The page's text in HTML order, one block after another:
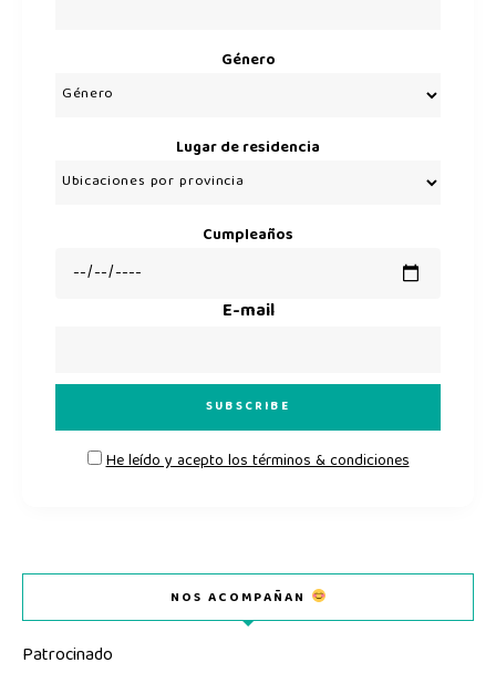
Género
Lugar de residencia
Cumpleaños
E-mail
He leído y acepto los términos & condiciones
NOS ACOMPAÑAN
Patrocinado